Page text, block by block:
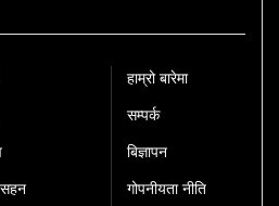
हाम्रो बारेमा
सम्पर्क
बिज्ञापन
गोपनीयता नीति